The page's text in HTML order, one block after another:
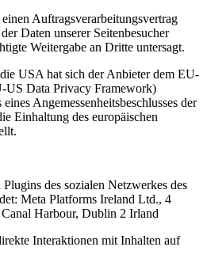
Auftragsverarbeitungsvertrag
Daten unserer Seitenbesucher
Weitergabe an Dritte untersagt.
USA hat sich der Anbieter dem EU-
US Data Privacy Framework)
Angemessenheitsbeschlusses der
Einhaltung des europäischen
des sozialen Netzwerkes des
Meta Platforms Ireland Ltd., 4
Harbour, Dublin 2 Irland
Interaktionen mit Inhalten auf